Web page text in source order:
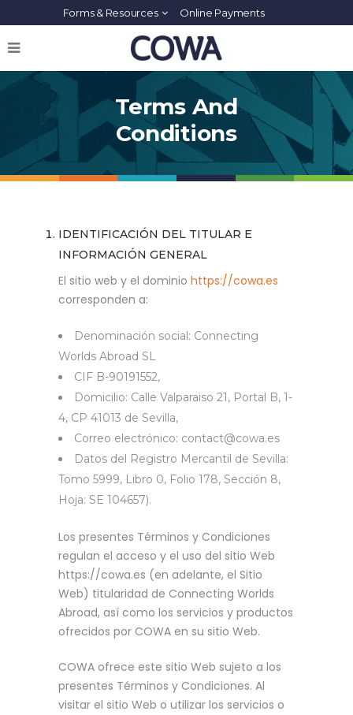
Forms & Resources Online Payments
Terms And
Conditions
IDENTIFICACIÓN DEL TITULAR E
INFORMACIÓN GENERAL
El sitio web y el dominio https://cowa.es
corresponden a:
Denominación social: Connecting
Worlds Abroad SL
CIF B-90191552,
Domicilio: Calle Valparaiso 21, Portal B, 1-
4, CP 41013 de Sevilla,
Correo electrónico: contact@cowa.es
Datos del Registro Mercantil de Sevilla:
Tomo 5999, Libro 0, Folio 178, Sección 8,
Hoja: SE 104657).
Los presentes Términos y Condiciones
regulan el acceso y el uso del sitio Web
https://cowa.es (en adelante, el Sitio
Web) titularidad de Connecting Worlds
Abroad, así como los servicios y productos
ofrecidos por COWA en su sitio Web.
COWA ofrece este sitio Web sujeto a los
presentes Términos y Condiciones. Al
visitar el sitio Web o utilizar los servicios o